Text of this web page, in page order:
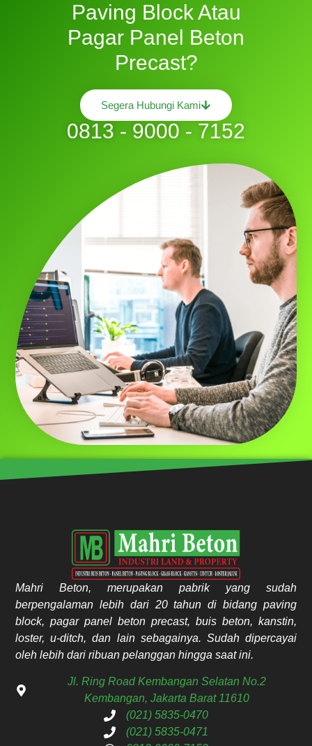
Paving Block Atau
Pagar Panel Beton
Precast?
Segera Hubungi Kami
0813 - 9000 - 7152
Mahri Beton, merupakan pabrik yang sudah
berpengalaman lebih dari 20 tahun di bidang paving
block, pagar panel beton precast, buis beton, kanstin,
loster, u-ditch, dan lain sebagainya. Sudah dipercayai
oleh lebih dari ribuan pelanggan hingga saat ini.
Jl. Ring Road Kembangan Selatan No.2
Kembangan, Jakarta Barat 11610
(021) 5835-0470
(021) 5835-0471